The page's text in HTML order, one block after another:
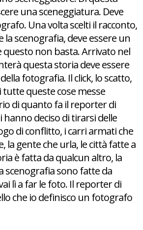
una sceneggiatura. Deve
Una volta scelti il racconto,
la scenografia, deve essere un
questo non basta. Arrivato nel
questa storia deve essere
fotografia. Il click, lo scatto,
tutte queste cose messe
di quanto fa il reporter di
hanno deciso di tirarsi delle
di conflitto, i carri armati che
la gente che urla, le città fatte a
è fatta da qualcun altro, la
scenografia sono fatte da
lì a far le foto. Il reporter di
che io definisco un fotografo